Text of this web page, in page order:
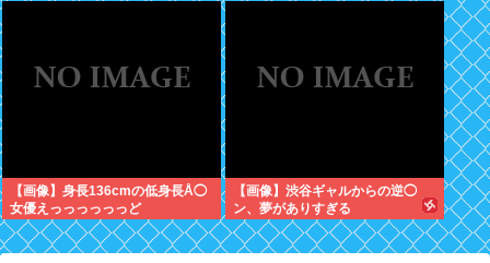
【画像】身長136cmの低身長Å◯
女優えっっっっっっど
【画像】渋谷ギャルからの逆◯
ン、夢がありすぎる